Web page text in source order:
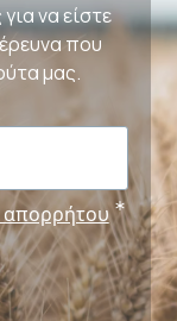
να είστε
που
μας.
απορρήτου